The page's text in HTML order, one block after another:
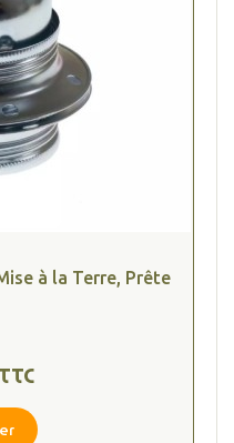
(4
à la Terre, Prête